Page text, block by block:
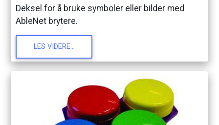
Deksel for å bruke symboler eller bilder med
AbleNet brytere.
LES VIDERE...